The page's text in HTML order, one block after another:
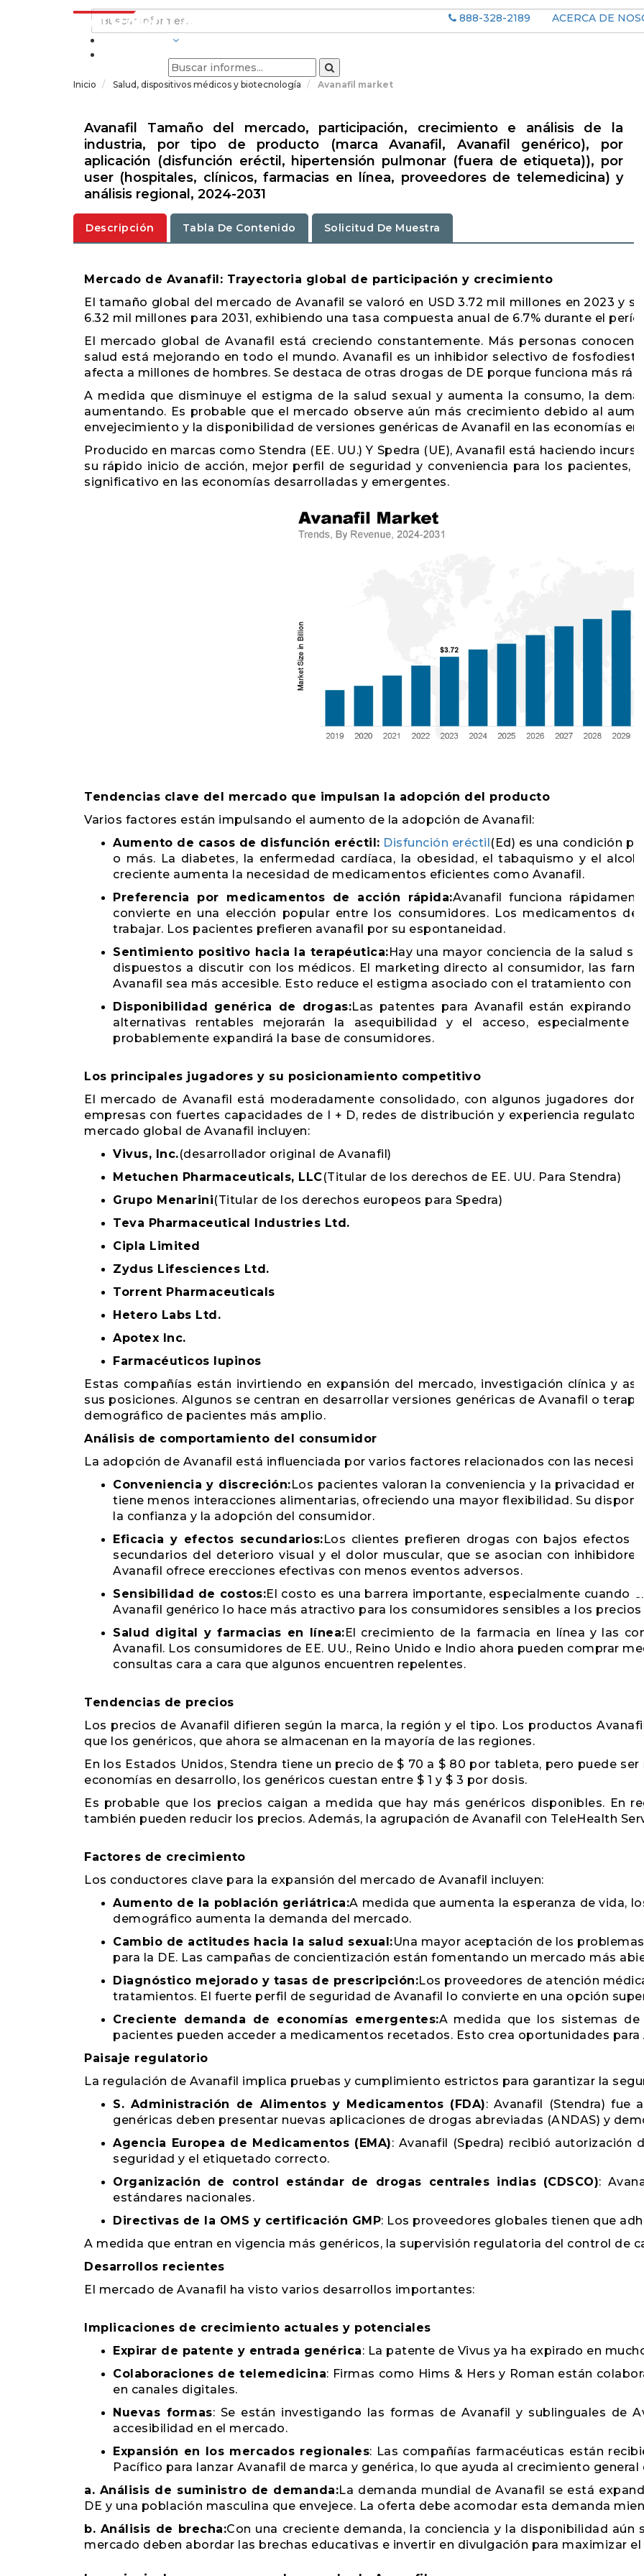
888-328-2189 ACERCA DE
Inicio Salud, dispositivos médicos y biotecnología Avanafil market
Avanafil Tamaño del mercado, participación, crecimiento e análisis de la
industria, por tipo de producto (marca Avanafil, Avanafil genérico), por
aplicación (disfunción eréctil, hipertensión pulmonar (fuera de etiqueta)), por
user (hospitales, clínicos, farmacias en línea, proveedores de telemedicina) y
análisis regional, 2024-2031
Descripción Tabla De Contenido Solicitud De Muestra
Mercado de Avanafil: Trayectoria global de participación y crecimiento
El tamaño global del mercado de Avanafil se valoró en USD 3.72 mil millones en 2023 y
6.32 mil millones para 2031, exhibiendo una tasa compuesta anual de 6.7% durante el
El mercado global de Avanafil está creciendo constantemente. Más personas
salud está mejorando en todo el mundo. Avanafil es un inhibidor selectivo de
afecta a millones de hombres. Se destaca de otras drogas de DE porque funciona más
A medida que disminuye el estigma de la salud sexual y aumenta la consumo, la
aumentando. Es probable que el mercado observe aún más crecimiento debido al
envejecimiento y la disponibilidad de versiones genéricas de Avanafil en las economías
Producido en marcas como Stendra (EE. UU.) Y Spedra (UE), Avanafil está haciendo
su rápido inicio de acción, mejor perfil de seguridad y conveniencia para los
significativo en las economías desarrolladas y emergentes.
Tendencias clave del mercado que impulsan la adopción del producto
Varios factores están impulsando el aumento de la adopción de Avanafil:
Aumento de casos de disfunción eréctil: Disfunción eréctil(Ed) es una condición
o más. La diabetes, la enfermedad cardíaca, la obesidad, el tabaquismo y el
creciente aumenta la necesidad de medicamentos eficientes como Avanafil.
Preferencia por medicamentos de acción rápida:Avanafil funciona
convierte en una elección popular entre los consumidores. Los medicamentos
trabajar. Los pacientes prefieren avanafil por su espontaneidad.
Sentimiento positivo hacia la terapéutica:Hay una mayor conciencia de la salud
dispuestos a discutir con los médicos. El marketing directo al consumidor, las
Avanafil sea más accesible. Esto reduce el estigma asociado con el tratamiento con
Disponibilidad genérica de drogas:Las patentes para Avanafil están expirando
alternativas rentables mejorarán la asequibilidad y el acceso,
probablemente expandirá la base de consumidores.
Los principales jugadores y su posicionamiento competitivo
El mercado de Avanafil está moderadamente consolidado, con algunos jugadores
empresas con fuertes capacidades de I + D, redes de distribución y experiencia
mercado global de Avanafil incluyen:
Vivus, Inc.(desarrollador original de Avanafil)
Metuchen Pharmaceuticals, LLC(Titular de los derechos de EE. UU. Para Stendra)
Grupo Menarini(Titular de los derechos europeos para Spedra)
Teva Pharmaceutical Industries Ltd.
Cipla Limited
Zydus Lifesciences Ltd.
Torrent Pharmaceuticals
Hetero Labs Ltd.
Apotex Inc.
Farmacéuticos lupinos
Estas compañías están invirtiendo en expansión del mercado, investigación clínica y
sus posiciones. Algunos se centran en desarrollar versiones genéricas de Avanafil o
demográfico de pacientes más amplio.
Análisis de comportamiento del consumidor
La adopción de Avanafil está influenciada por varios factores relacionados con las
Conveniencia y discreción:Los pacientes valoran la conveniencia y la privacidad
tiene menos interacciones alimentarias, ofreciendo una mayor flexibilidad. Su
la confianza y la adopción del consumidor.
Eficacia y efectos secundarios:Los clientes prefieren drogas con bajos efectos
secundarios del deterioro visual y el dolor muscular, que se asocian con
Avanafil ofrece erecciones efectivas con menos eventos adversos.
Sensibilidad de costos:El costo es una barrera importante, especialmente cuando
Avanafil genérico lo hace más atractivo para los consumidores sensibles a los
Salud digital y farmacias en línea:El crecimiento de la farmacia en línea y las
Avanafil. Los consumidores de EE. UU., Reino Unido e Indio ahora pueden comprar
consultas cara a cara que algunos encuentren repelentes.
Tendencias de precios
Los precios de Avanafil difieren según la marca, la región y el tipo. Los productos
que los genéricos, que ahora se almacenan en la mayoría de las regiones.
En los Estados Unidos, Stendra tiene un precio de $ 70 a $ 80 por tableta, pero puede
economías en desarrollo, los genéricos cuestan entre $ 1 y $ 3 por dosis.
Es probable que los precios caigan a medida que hay más genéricos disponibles. En
también pueden reducir los precios. Además, la agrupación de Avanafil con TeleHealth
Factores de crecimiento
Los conductores clave para la expansión del mercado de Avanafil incluyen:
Aumento de la población geriátrica:A medida que aumenta la esperanza de vida,
demográfico aumenta la demanda del mercado.
Cambio de actitudes hacia la salud sexual:Una mayor aceptación de los
para la DE. Las campañas de concientización están fomentando un mercado más
Diagnóstico mejorado y tasas de prescripción:Los proveedores de atención
tratamientos. El fuerte perfil de seguridad de Avanafil lo convierte en una opción
Creciente demanda de economías emergentes:A medida que los sistemas de
pacientes pueden acceder a medicamentos recetados. Esto crea oportunidades para
Paisaje regulatorio
La regulación de Avanafil implica pruebas y cumplimiento estrictos para garantizar la
S. Administración de Alimentos y Medicamentos (FDA): Avanafil (Stendra) fue
genéricas deben presentar nuevas aplicaciones de drogas abreviadas (ANDAS) y
Agencia Europea de Medicamentos (EMA): Avanafil (Spedra) recibió autorización
seguridad y el etiquetado correcto.
Organización de control estándar de drogas centrales indias (CDSCO):
estándares nacionales.
Directivas de la OMS y certificación GMP: Los proveedores globales tienen que
A medida que entran en vigencia más genéricos, la supervisión regulatoria del control de
Desarrollos recientes
El mercado de Avanafil ha visto varios desarrollos importantes:
Implicaciones de crecimiento actuales y potenciales
Expirar de patente y entrada genérica: La patente de Vivus ya ha expirado en
Colaboraciones de telemedicina: Firmas como Hims & Hers y Roman están
en canales digitales.
Nuevas formas: Se están investigando las formas de Avanafil y sublinguales de
accesibilidad en el mercado.
Expansión en los mercados regionales: Las compañías farmacéuticas están
Pacífico para lanzar Avanafil de marca y genérica, lo que ayuda al crecimiento
a. Análisis de suministro de demanda:La demanda mundial de Avanafil se está
DE y una población masculina que envejece. La oferta debe acomodar esta demanda
b. Análisis de brecha:Con una creciente demanda, la conciencia y la disponibilidad
mercado deben abordar las brechas educativas e invertir en divulgación para maximizar